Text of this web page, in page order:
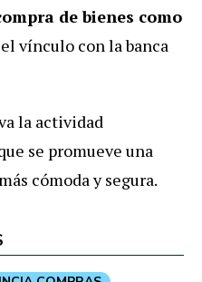
de bienes como
vínculo con la banca
la actividad
se promueve una
cómoda y segura.